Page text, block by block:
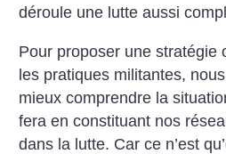
déroule une lutte aussi
Pour proposer une stratégie
les pratiques militantes,
mieux comprendre la
fera en constituant nos
dans la lutte. Car ce n’est